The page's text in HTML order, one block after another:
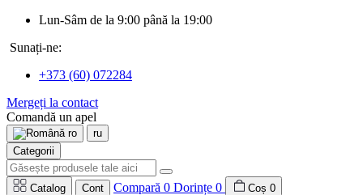
Lun-Sâm de la 9:00 până la 19:00
Sunați-ne:
+373 (60) 072284
Mergeți la contact
Comandă un apel
ro
ru
Categorii
Catalog Cont Compară 0 Dorințe 0 Coș 0